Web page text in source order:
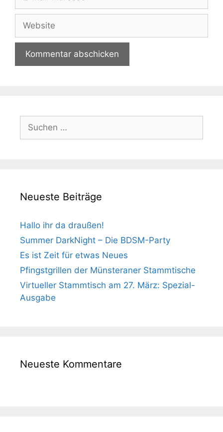
Adresse
Website
Suchen
nach:
Neueste Beiträge
Hallo ihr da draußen!
Summer DarkNight – Die BDSM-Party
Es ist Zeit für etwas Neues
Pfingstgrillen der Münsteraner Stammtische
Virtueller Stammtisch am 27. März: Spezial-
Ausgabe
Neueste Kommentare